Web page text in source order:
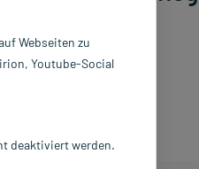
Webseiten zu
Youtube-Social
deaktiviert werden.